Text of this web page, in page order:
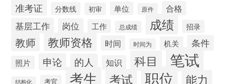
准考证 分数线 初审 单位 原件 合格
基层工作 岗位 工作 总成绩 成绩 招录
教师 教师资格 时间 时间为 机关 条件
照片 申论 的人 知识 科目 笔试
结构化 考官 考生 考试 职位 能力